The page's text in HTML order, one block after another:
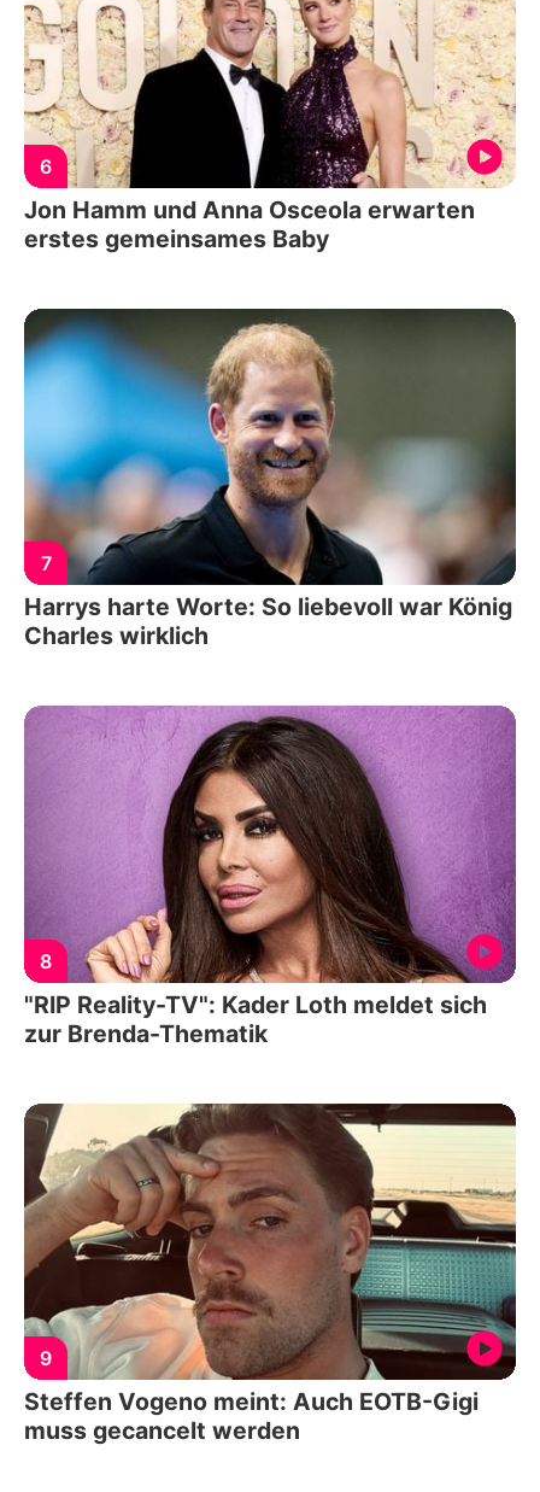
6
Jon Hamm und Anna Osceola erwarten
erstes gemeinsames Baby
7
Harrys harte Worte: So liebevoll war König
Charles wirklich
8
"RIP Reality-TV": Kader Loth meldet sich
zur Brenda-Thematik
9
Steffen Vogeno meint: Auch EOTB-Gigi
muss gecancelt werden